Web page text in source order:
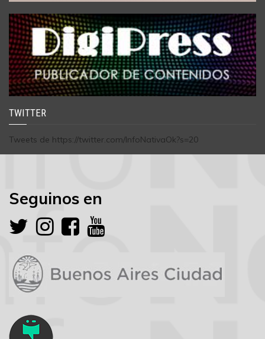
TWITTER
Tweets de https://twitter.com/InfoNativaOk?s=20
Seguinos en